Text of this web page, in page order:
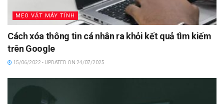
MẸO VẶT MÁY TÍNH
Cách xóa thông tin cá nhân ra khỏi kết quả tìm kiếm
trên Google
15/06/2022 - UPDATED ON 24/07/2025